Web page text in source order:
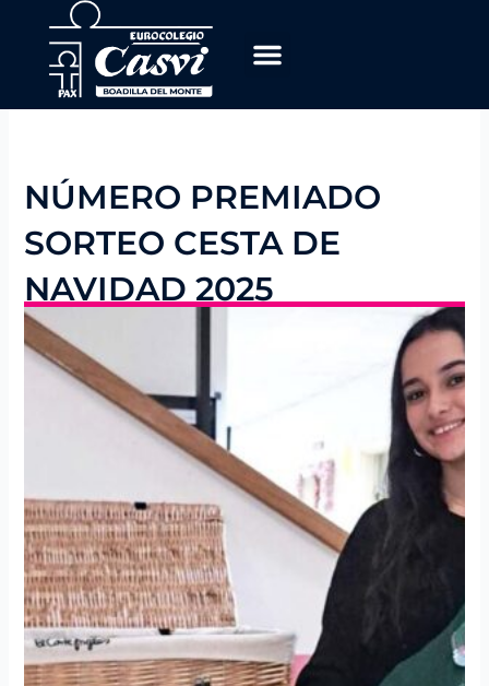
contenido
NÚMERO PREMIADO
SORTEO CESTA DE
NAVIDAD 2025